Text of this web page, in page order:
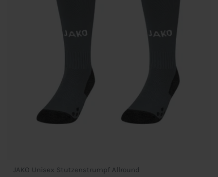
JAKO Unisex Stutzenstrumpf Allround